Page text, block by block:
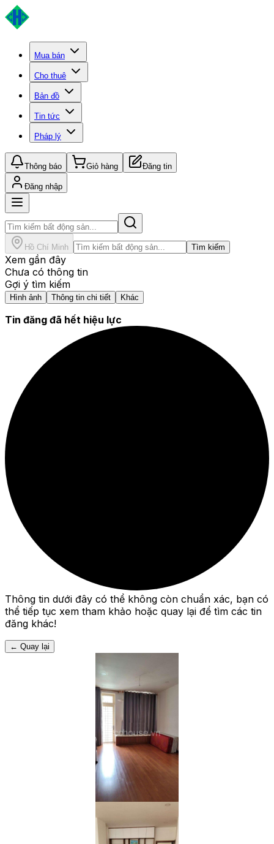
Mua bán
Cho thuê
Bản đồ
Tin tức
Pháp lý
Thông báo Giỏ hàng Đăng tin
Đăng nhập
Hồ Chí Minh Tìm kiếm
Xem gần đây
Chưa có thông tin
Gợi ý tìm kiếm
Hình ảnh Thông tin chi tiết Khác
Tin đăng đã hết hiệu lực
Thông tin dưới đây có thể không còn chuẩn xác, bạn có
thể tiếp tục xem tham khảo hoặc quay lại để tìm các tin
đăng khác!
← Quay lại